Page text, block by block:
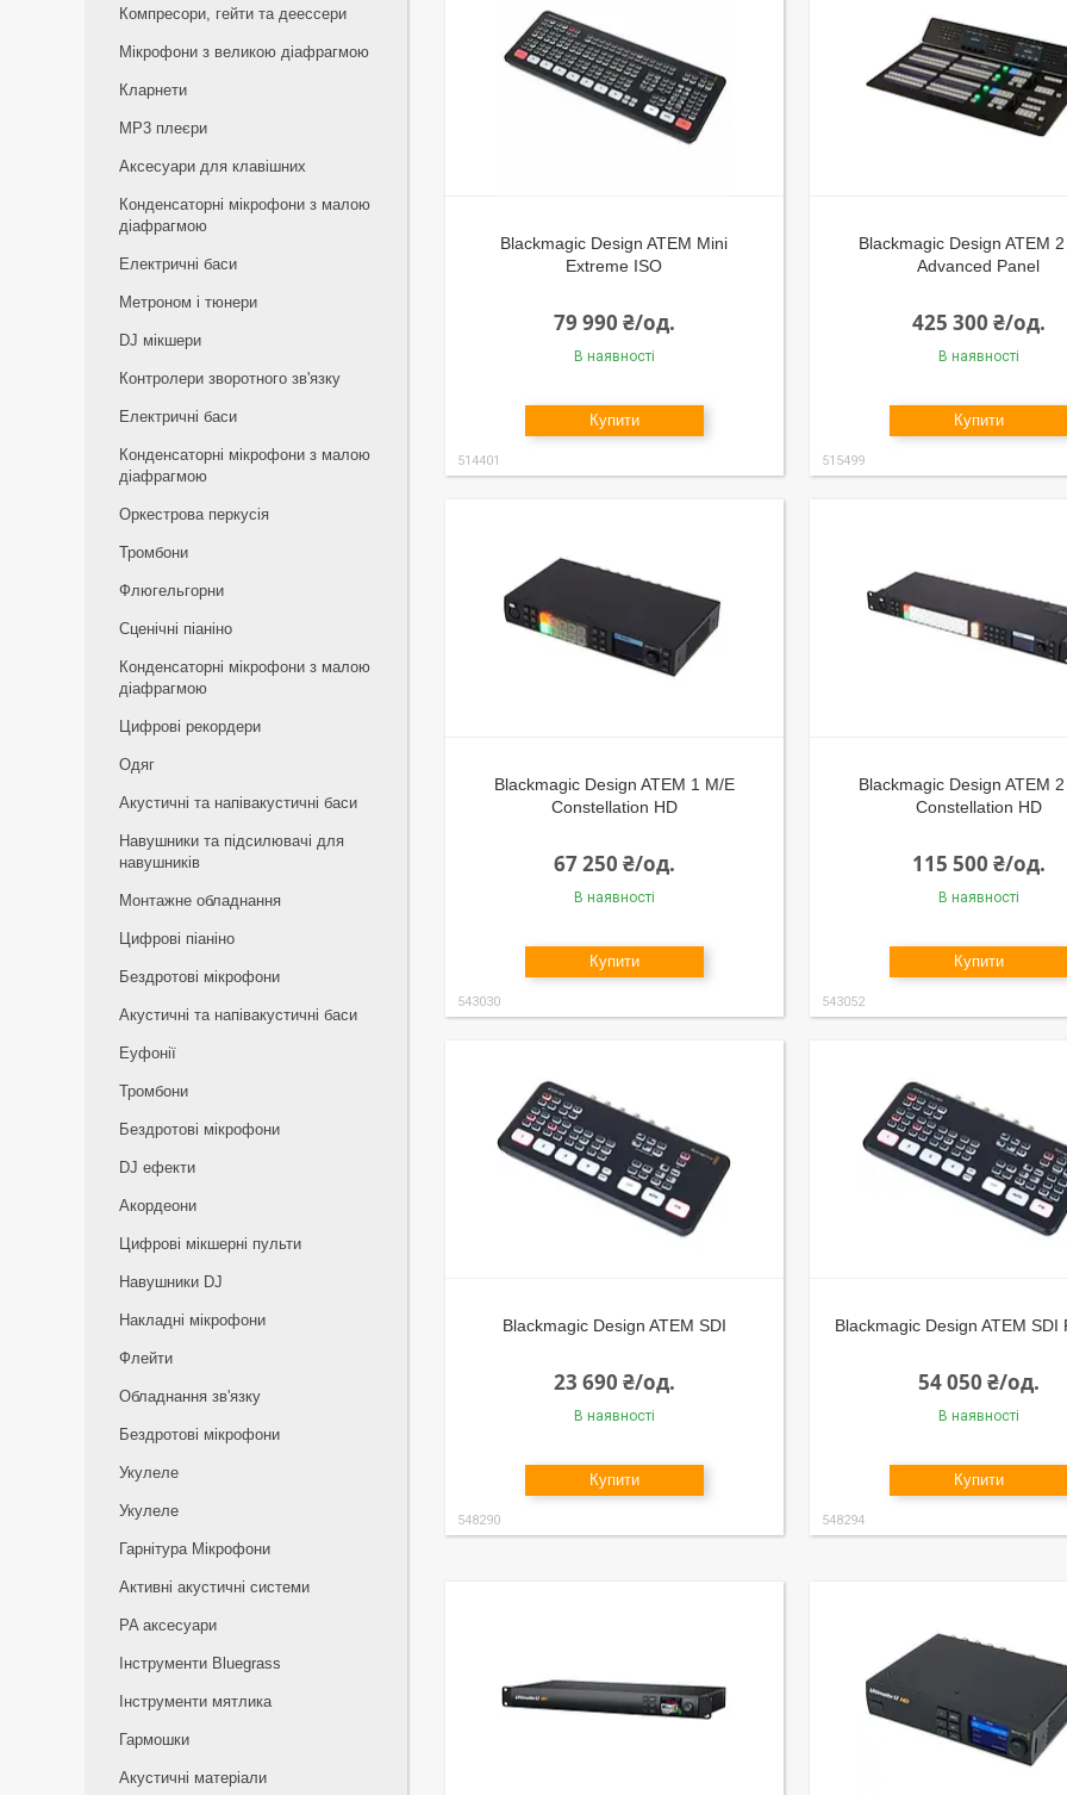
Blackmagic Design ATEM Mini
Extreme ISO
79 990 ₴/од.
В наявності
Купити
514401
Blackmagic Design ATEM
Advanced Panel
425 300 ₴/од.
В наявності
Купити
515499
Blackmagic Design ATEM 1 M/E
Constellation HD
67 250 ₴/од.
В наявності
Купити
543030
Blackmagic Design ATEM
Constellation HD
115 500 ₴/од.
В наявності
Купити
543052
Blackmagic Design ATEM SDI
23 690 ₴/од.
В наявності
Купити
548290
Blackmagic Design ATEM SDI
54 050 ₴/од.
В наявності
Купити
548294
Компресори, гейти та деессери
Мікрофони з великою діафрагмою
Кларнети
MP3 плеєри
Аксесуари для клавішних
Конденсаторні мікрофони з малою
діафрагмою
Електричні баси
Метроном і тюнери
DJ мікшери
Контролери зворотного зв'язку
Електричні баси
Конденсаторні мікрофони з малою
діафрагмою
Оркестрова перкусія
Тромбони
Флюгельгорни
Сценічні піаніно
Конденсаторні мікрофони з малою
діафрагмою
Цифрові рекордери
Одяг
Акустичні та напівакустичні баси
Навушники та підсилювачі для
навушників
Монтажне обладнання
Цифрові піаніно
Бездротові мікрофони
Акустичні та напівакустичні баси
Еуфонії
Тромбони
Бездротові мікрофони
DJ ефекти
Акордеони
Цифрові мікшерні пульти
Навушники DJ
Накладні мікрофони
Флейти
Обладнання зв'язку
Бездротові мікрофони
Укулеле
Укулеле
Гарнітура Мікрофони
Активні акустичні системи
PA аксесуари
Інструменти Bluegrass
Інструменти мятлика
Гармошки
Акустичні матеріали